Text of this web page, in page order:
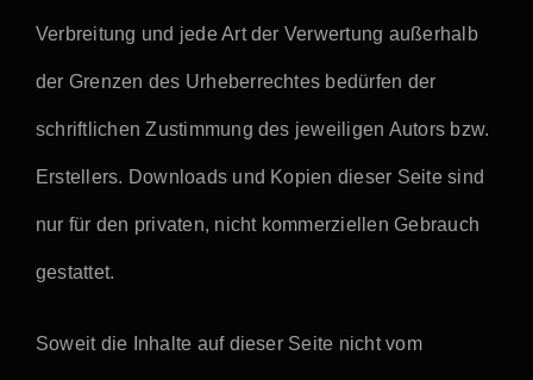
Verbreitung und jede Art der Verwertung außerhalb
der Grenzen des Urheberrechtes bedürfen der
schriftlichen Zustimmung des jeweiligen Autors bzw.
Erstellers. Downloads und Kopien dieser Seite sind
nur für den privaten, nicht kommerziellen Gebrauch
gestattet.
Soweit die Inhalte auf dieser Seite nicht vom